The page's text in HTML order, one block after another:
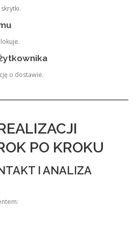
o dostawie.
PO KROKU
I ANALIZA